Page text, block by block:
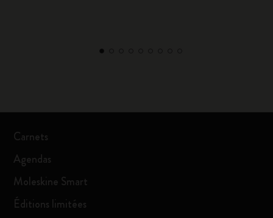
Carnets
Agendas
Moleskine Smart
Éditions limitées